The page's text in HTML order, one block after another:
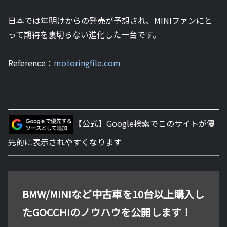
日本では年明けからの発売が予想され、MINIファンにと
って期待を裏切らない進化した一台です。
Reference： motoringfile.com
【公式】Google検索でこのサイトが優
先的に表示されやすくなります
BMW/MINIなど中古車を10台以上購入し
たGOCCHIのノウハウを公開します！